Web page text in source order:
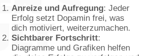
Anreize und Aufregung: Jeder
Erfolg setzt Dopamin frei, was
dich motiviert, weiterzumachen.
Sichtbarer Fortschritt:
Diagramme und Grafiken helfen